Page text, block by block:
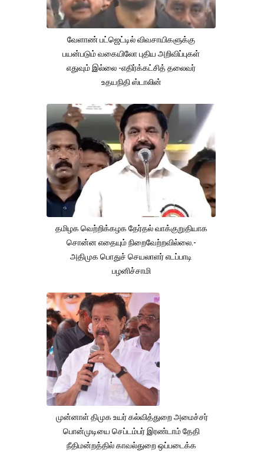
வேளாண் பட்ஜெட்டில் விவசாயிகளுக்கு
பயன்படும் வகையிலோ புதிய அறிவிப்புகள்
எதுவும் இல்லை -எதிர்க்கட்சித் தலைவர்
உதயநிதி ஸ்டாலின்
தமிழக வெற்றிக்கழக தேர்தல் வாக்குறுதியாக
சொன்ன எதையும் நிறைவேற்றவில்லை.-
அதிமுக பொதுச் செயலாளர் எடப்பாடி
பழனிச்சாமி
முன்னாள் திமுக உயர் கல்வித்துறை அமைச்சர்
பொன்முடியை செப்டம்பர் இரண்டாம் தேதி
நீதிமன்றத்தில் காவல்துறை ஒப்படைக்க